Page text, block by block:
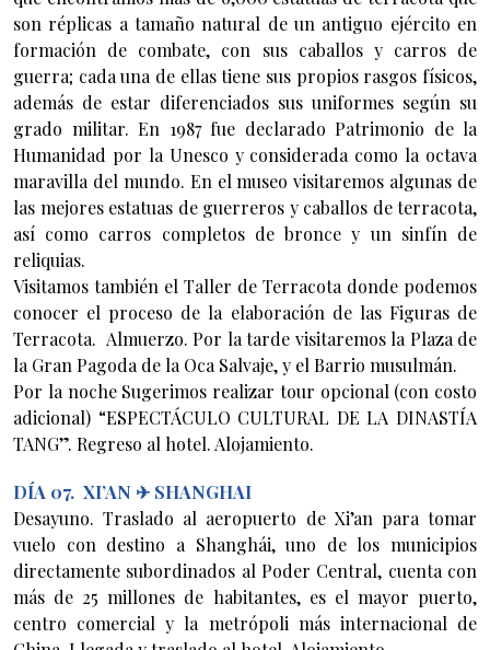
son réplicas a tamaño natural de un antiguo ejército en
formación de combate, con sus caballos y carros de
guerra; cada una de ellas tiene sus propios rasgos físicos,
además de estar diferenciados sus uniformes según su
grado militar. En 1987 fue declarado Patrimonio de la
Humanidad por la Unesco y considerada como la octava
maravilla del mundo. En el museo visitaremos algunas de
las mejores estatuas de guerreros y caballos de terracota,
así como carros completos de bronce y un sinfín de
reliquias.
Visitamos también el Taller de Terracota donde podemos
conocer el proceso de la elaboración de las Figuras de
Terracota. Almuerzo. Por la tarde visitaremos la Plaza de
la Gran Pagoda de la Oca Salvaje, y el Barrio musulmán.
Por la noche Sugerimos realizar tour opcional (con costo
adicional) “ESPECTÁCULO CULTURAL DE LA DINASTÍA
TANG”. Regreso al hotel. Alojamiento.
DÍA 07. XI’AN ✈ SHANGHAI
Desayuno. Traslado al aeropuerto de Xi’an para tomar
vuelo con destino a Shanghái, uno de los municipios
directamente subordinados al Poder Central, cuenta con
más de 25 millones de habitantes, es el mayor puerto,
centro comercial y la metrópoli más internacional de